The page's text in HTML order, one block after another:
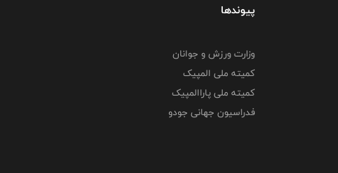
پیوندها
وزارت ورزش و جوانان
کمیته ملی المپیک
کمیته ملی پاراالمپیک
فدراسیون جهانی جودو